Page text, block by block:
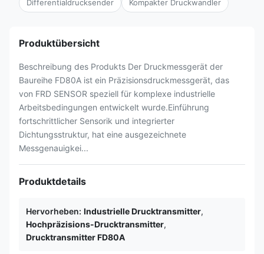
Differentialdrucksender Kompakter Druckwandler
Produktübersicht
Beschreibung des Produkts Der Druckmessgerät der
Baureihe FD80A ist ein Präzisionsdruckmessgerät, das
von FRD SENSOR speziell für komplexe industrielle
Arbeitsbedingungen entwickelt wurde.Einführung
fortschrittlicher Sensorik und integrierter
Dichtungsstruktur, hat eine ausgezeichnete
Messgenauigkei...
Produktdetails
Hervorheben: Industrielle Drucktransmitter,
Hochpräzisions-Drucktransmitter,
Drucktransmitter FD80A